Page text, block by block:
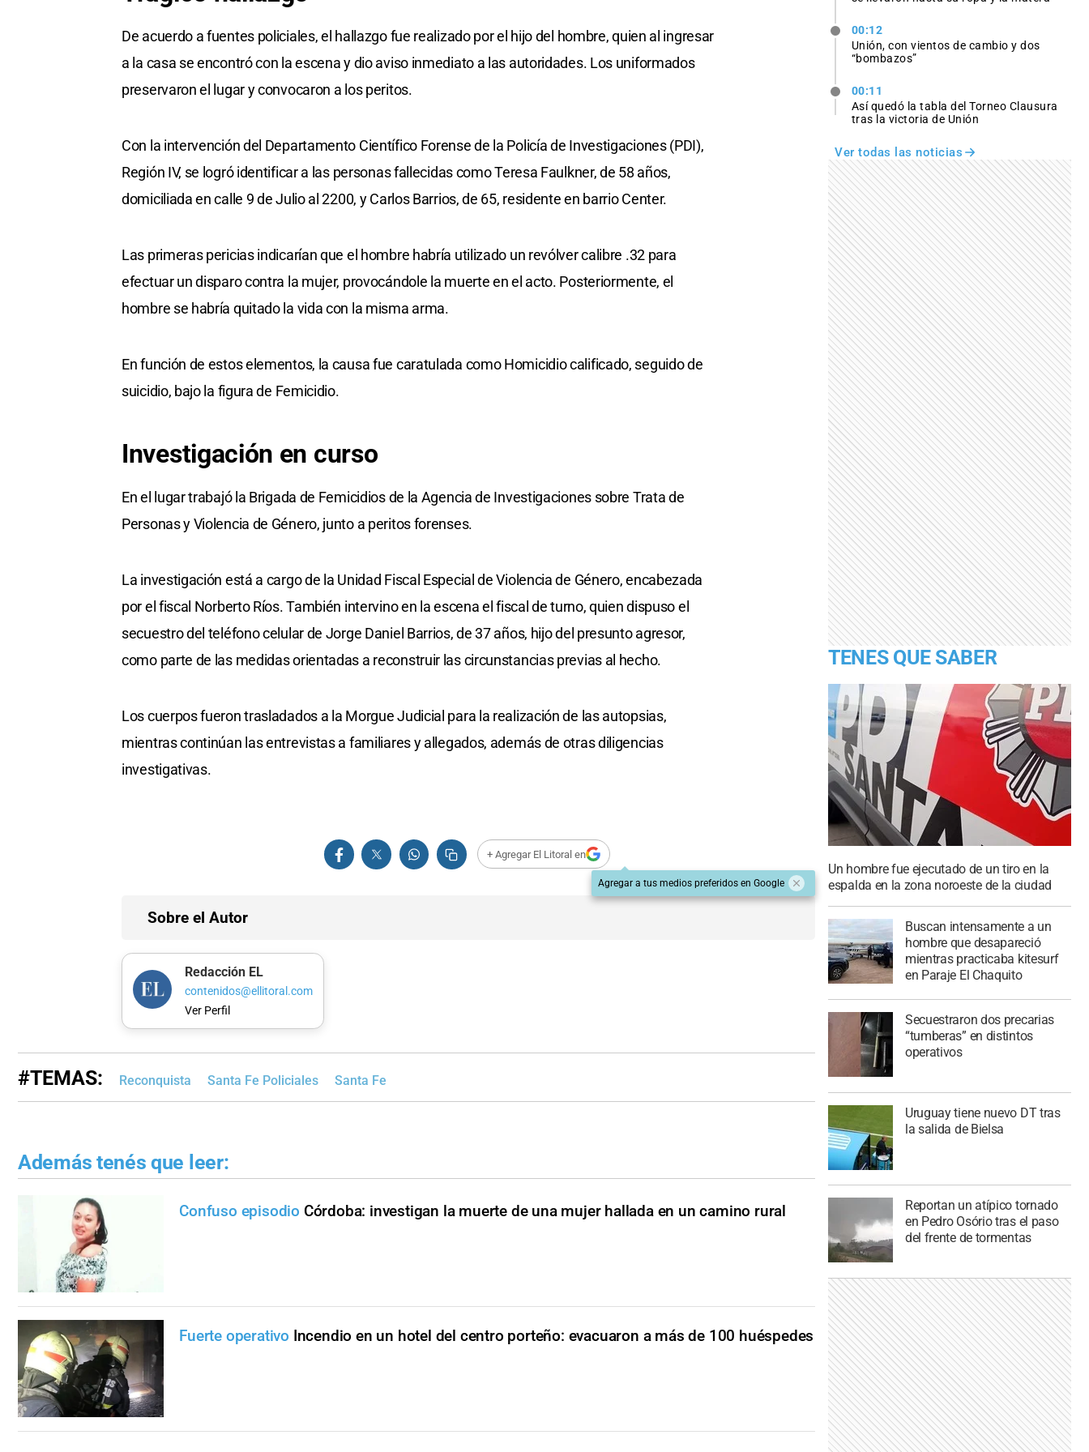
De acuerdo a fuentes policiales, el hallazgo fue realizado por el hijo del hombre, quien al ingresar
a la casa se encontró con la escena y dio aviso inmediato a las autoridades. Los uniformados
preservaron el lugar y convocaron a los peritos.
Con la intervención del Departamento Científico Forense de la Policía de Investigaciones (PDI),
Región IV, se logró identificar a las personas fallecidas como Teresa Faulkner, de 58 años,
domiciliada en calle 9 de Julio al 2200, y Carlos Barrios, de 65, residente en barrio Center.
Las primeras pericias indicarían que el hombre habría utilizado un revólver calibre .32 para
efectuar un disparo contra la mujer, provocándole la muerte en el acto. Posteriormente, el
hombre se habría quitado la vida con la misma arma.
En función de estos elementos, la causa fue caratulada como Homicidio calificado, seguido de
suicidio, bajo la figura de Femicidio.
Investigación en curso
En el lugar trabajó la Brigada de Femicidios de la Agencia de Investigaciones sobre Trata de
Personas y Violencia de Género, junto a peritos forenses.
La investigación está a cargo de la Unidad Fiscal Especial de Violencia de Género, encabezada
por el fiscal Norberto Ríos. También intervino en la escena el fiscal de turno, quien dispuso el
secuestro del teléfono celular de Jorge Daniel Barrios, de 37 años, hijo del presunto agresor,
como parte de las medidas orientadas a reconstruir las circunstancias previas al hecho.
Los cuerpos fueron trasladados a la Morgue Judicial para la realización de las autopsias,
mientras continúan las entrevistas a familiares y allegados, además de otras diligencias
investigativas.
+ Agregar El Litoral en
Agregar a tus medios preferidos en Google
Sobre el Autor
Redacción EL
contenidos@ellitoral.com
Ver Perfil
#TEMAS: Reconquista Santa Fe Policiales Santa Fe
Además tenés que leer:
Confuso episodio Córdoba: investigan la muerte de una mujer hallada en un camino rural
Fuerte operativo Incendio en un hotel del centro porteño: evacuaron a más de 100 huéspedes
00:12
Unión, con vientos de cambio y dos
“bombazos”
00:11
Así quedó la tabla del Torneo Clausura
tras la victoria de Unión
Ver todas las noticias
TENES QUE SABER
Un hombre fue ejecutado de un tiro en la
espalda en la zona noroeste de la ciudad
Buscan intensamente a un
hombre que desapareció
mientras practicaba kitesurf
en Paraje El Chaquito
Secuestraron dos precarias
“tumberas” en distintos
operativos
Uruguay tiene nuevo DT tras
la salida de Bielsa
Reportan un atípico tornado
en Pedro Osório tras el paso
del frente de tormentas